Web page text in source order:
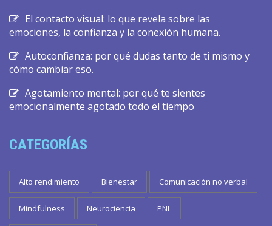
El contacto visual: lo que revela sobre las
emociones, la confianza y la conexión humana.
Autoconfianza: por qué dudas tanto de ti mismo y
cómo cambiar eso.
Agotamiento mental: por qué te sientes
emocionalmente agotado todo el tiempo
CATEGORÍAS
Alto rendimiento Bienestar Comunicación no verbal
Mindfulness Neurociencia PNL